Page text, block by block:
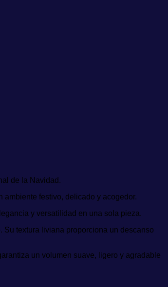
de la Navidad.
ambiente festivo, delicado y acogedor.
y versatilidad en una sola pieza.
Su textura liviana proporciona un descanso
un volumen suave, ligero y agradable